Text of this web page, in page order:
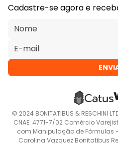
Cadastre-se agora e
© 2024 BONITATIBUS & RESCHINI
CNAE: 4771-7/02 Comércio
com Manipulação de Fórmulas
Carolina Vazquez Bonitatibus